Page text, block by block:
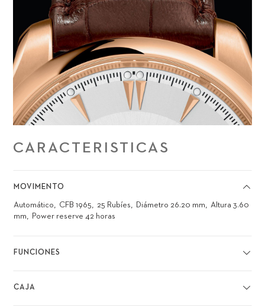
CARACTERISTICAS
MOVIMENTO
Automático CFB 1965 25 Rubíes Diámetro 26.20 mm
Altura 3.60
mm
Power reserve 42 horas
FUNCIONES
CAJA